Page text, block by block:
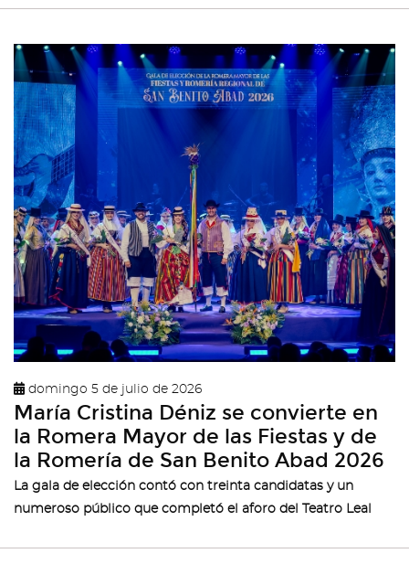
domingo 5 de julio de 2026
María Cristina Déniz se convierte en
la Romera Mayor de las Fiestas y de
la Romería de San Benito Abad 2026
La gala de elección contó con treinta candidatas y un
numeroso público que completó el aforo del Teatro Leal